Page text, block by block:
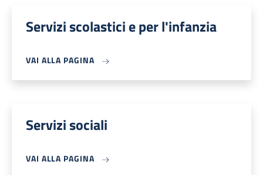
Servizi scolastici e per l'infanzia
VAI ALLA PAGINA
Servizi sociali
VAI ALLA PAGINA